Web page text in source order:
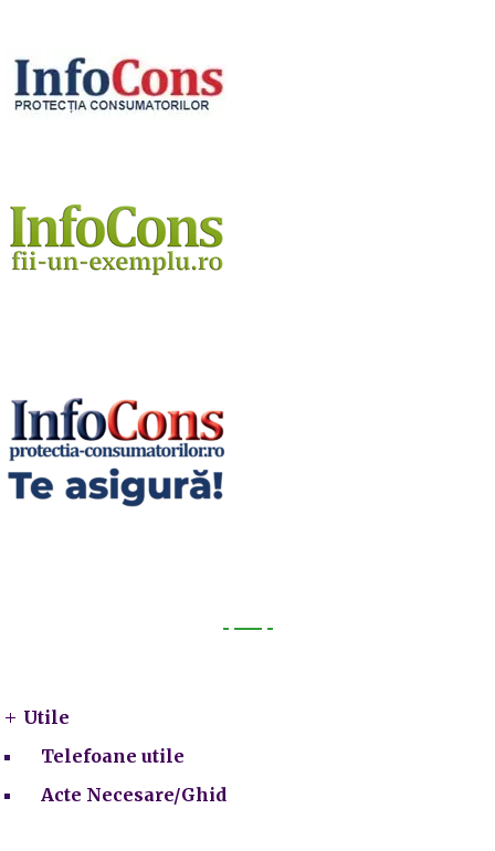
Utile
Telefoane utile
Acte Necesare/Ghid